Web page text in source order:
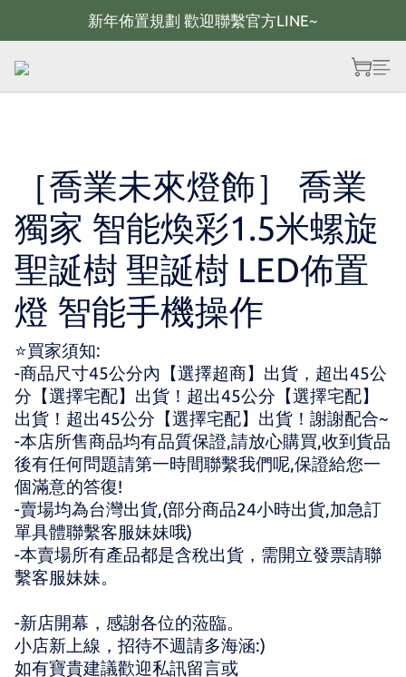
新年佈置規劃 歡迎聯繫官方LINE~
新年佈置規劃 歡迎聯繫官方LINE~
新年燈飾 現貨供應；大量採購 歡迎聯繫官方line
［喬業未來燈飾］ 喬業
獨家 智能煥彩1.5米螺旋
聖誕樹 聖誕樹 LED佈置
燈 智能手機操作
⭐買家須知:
-商品尺寸45公分內【選擇超商】出貨，超出45公
分【選擇宅配】出貨！超出45公分【選擇宅配】
出貨！超出45公分【選擇宅配】出貨！謝謝配合~
-本店所售商品均有品質保證,請放心購買,收到貨品
後有任何問題請第一時間聯繫我們呢,保證給您一
個滿意的答復!
-賣場均為台灣出貨,(部分商品24小時出貨,加急訂
單具體聯繫客服妹妹哦)
-本賣場所有產品都是含稅出貨，需開立發票請聯
繫客服妹妹。
-新店開幕，感謝各位的蒞臨。
小店新上線，招待不週請多海涵:)
如有寶貴建議歡迎私訊留言或